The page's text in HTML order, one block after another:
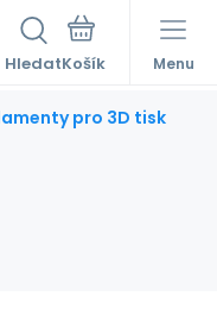
Hledat Menu
pro 3D tisk